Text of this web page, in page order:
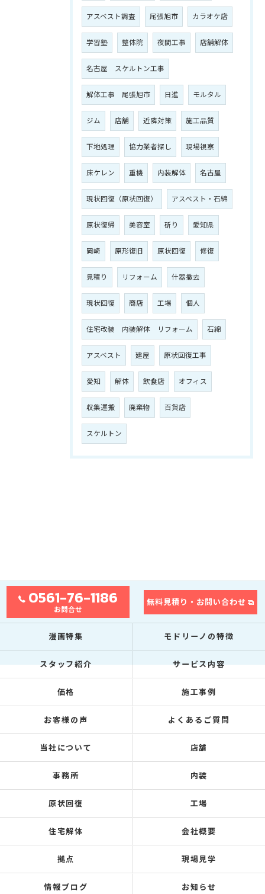
アスベスト調査 尾張旭市 カラオケ店
学習塾 整体院 夜間工事 店舗解体
名古屋 スケルトン工事
解体工事 尾張旭市 日進 モルタル
ジム 店舗 近隣対策 施工品質
下地処理 協力業者探し 現場視察
床ケレン 重機 内装解体 名古屋
現状回復（原状回復） アスベスト・石綿
原状復帰 美容室 斫り 愛知県
岡崎 原形復旧 原状回復 修復
見積り リフォーム 什器撤去
現状回復 商店 工場 個人
住宅改装 内装解体 リフォーム 石綿
アスベスト 建屋 原状回復工事
愛知 解体 飲食店 オフィス
収集運搬 廃棄物 百貨店
スケルトン
0561-76-1186
お問合せ
無料見積り・お問い合わせ
漫画特集 モドリーノの特徴
スタッフ紹介 サービス内容
価格 施工事例
お客様の声 よくあるご質問
当社について 店舗
事務所 内装
原状回復 工場
住宅解体 会社概要
拠点 現場見学
情報ブログ お知らせ